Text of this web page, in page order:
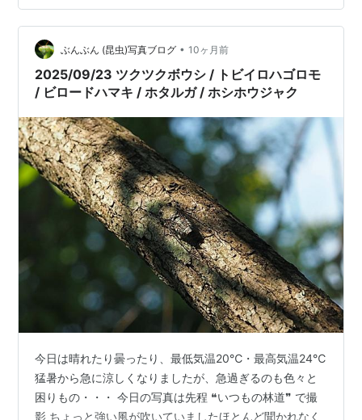
したので訂正しました） ↓ 左の触角が切れたオス。生き
ているといろいろの試練があります。 ホタルガが沢山飛
び回るのを見たのは初めてでした。
ぶんぶん (昆虫)写真ブログ • 10ヶ月前
2025/09/23 ツクツクボウシ / トビイロハゴロモ
/ ビロードハマキ / ホタルガ / ホシホウジャク
今日は晴れたり曇ったり、最低気温20℃・最高気温24℃
猛暑から急に涼しくなりましたが、急過ぎるのも色々と
困りもの・・・ 今日の写真は先程 ❝いつもの林道❞ で撮
影 ちょっと強い風が吹いていましたほとんど聞かれなく